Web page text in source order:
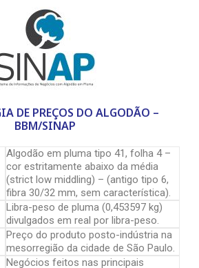
DE PREÇOS DO ALGODÃO –
BBM/SINAP
Algodão em pluma tipo 41, folha 4 –
cor estritamente abaixo da média
(strict low middling) – (antigo tipo 6,
fibra 30/32 mm, sem característica).
Libra-peso de pluma (0,453597 kg)
divulgados em real por libra-peso.
Preço do produto posto-indústria na
mesorregião da cidade de São Paulo.
Negócios feitos nas principais